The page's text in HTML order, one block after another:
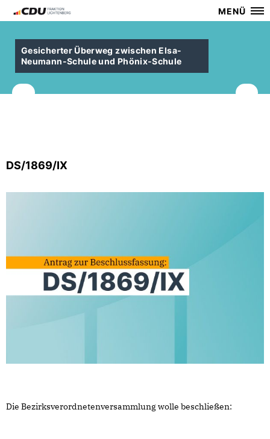
MENÜ
Gesicherter Überweg zwischen Elsa-
Neumann-Schule und Phönix-Schule
DS/1869/IX
Die Bezirksverordnetenversammlung wolle beschließen: